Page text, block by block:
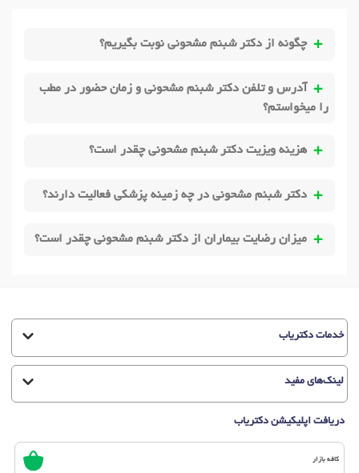
چگونه از دکتر شبنم مشحونی نوبت بگیریم؟
آدرس و تلفن دکتر شبنم مشحونی و زمان حضور در مطب
را میخواستم؟
هزینه ویزیت دکتر شبنم مشحونی چقدر است؟
دکتر شبنم مشحونی در چه زمینه پزشکی فعالیت دارند؟
میزان رضایت بیماران از دکتر شبنم مشحونی چقدر است؟
خدمات دکتریاب
لینک‌های مفید
دریافت اپلیکیشن دکتریاب
کافه بازار